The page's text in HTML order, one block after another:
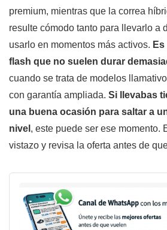
premium, mientras que la correa
resulte cómodo tanto para llevarlo a
usarlo en momentos más activos.
flash que no suelen durar
cuando se trata de modelos
con garantía ampliada. Si llevabas
una buena ocasión para saltar a
nivel , este puede ser ese momento.
vistazo y revisa la oferta antes de